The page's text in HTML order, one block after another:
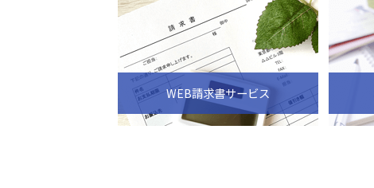
WEB請求書サービス